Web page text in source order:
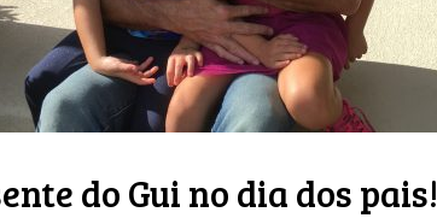
do Gui no dia dos pais!